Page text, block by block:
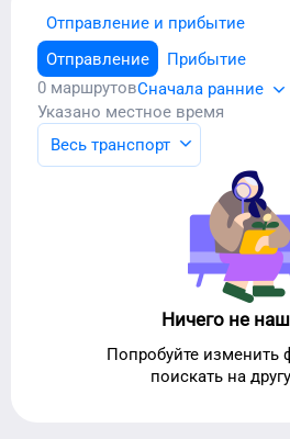
Отправление и прибытие
Отправление
Прибытие
0 маршрутовСначала ранние
Указано местное время
Весь транспорт
Ничего не
Попробуйте изменить
поискать на